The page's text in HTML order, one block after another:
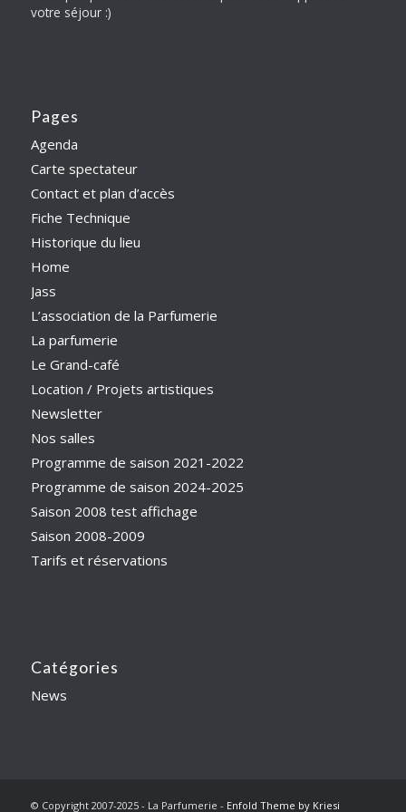
votre séjour :)
Pages
Agenda
Carte spectateur
Contact et plan d’accès
Fiche Technique
Historique du lieu
Home
Jass
L’association de la Parfumerie
La parfumerie
Le Grand-café
Location / Projets artistiques
Newsletter
Nos salles
Programme de saison 2021-2022
Programme de saison 2024-2025
Saison 2008 test affichage
Saison 2008-2009
Tarifs et réservations
Catégories
News
© Copyright 2007-2025 - La Parfumerie - Enfold Theme by Kriesi